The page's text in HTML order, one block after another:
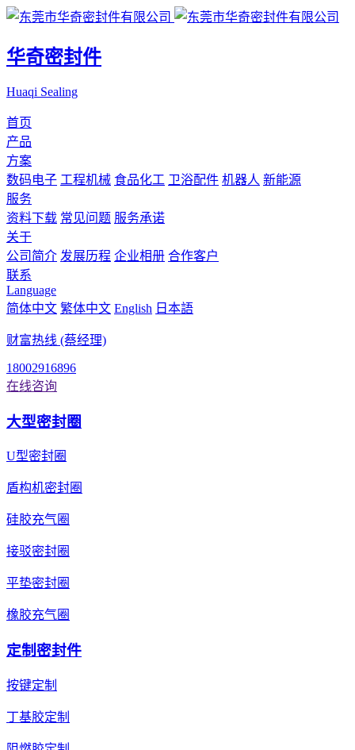
华奇密封件
Huaqi Sealing
首页
产品
方案
数码电子 工程机械 食品化工 卫浴配件 机器人 新能源
服务
资料下载 常见问题 服务承诺
关于
公司简介 发展历程 企业相册 合作客户
联系
Language
简体中文 繁体中文 English 日本語
财富热线 (蔡经理)
18002916896
在线咨询
大型密封圈
U型密封圈
盾构机密封圈
硅胶充气圈
接驳密封圈
平垫密封圈
橡胶充气圈
定制密封件
按键定制
丁基胶定制